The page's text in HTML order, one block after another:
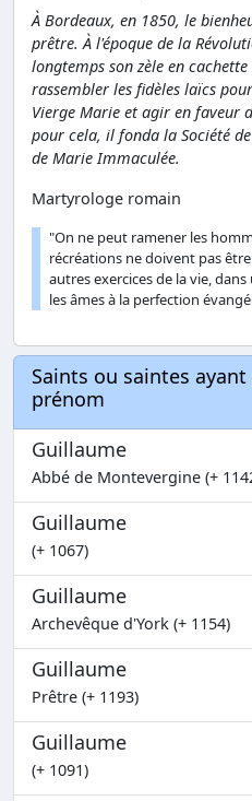
À Bordeaux, en 1850, le
prêtre. À l'époque de la
longtemps son zèle en
rassembler les fidèles laïcs
Vierge Marie et agir en faveur
pour cela, il fonda la Société
de Marie Immaculée.
Martyrologe romain
"On ne peut ramener les
récréations ne doivent pas
autres exercices de la vie,
les âmes à la perfection
Saints ou saintes
prénom
Guillaume
Abbé de Montevergine (+
Guillaume
(+ 1067)
Guillaume
Archevêque d'York (+ 1154)
Guillaume
Prêtre (+ 1193)
Guillaume
(+ 1091)